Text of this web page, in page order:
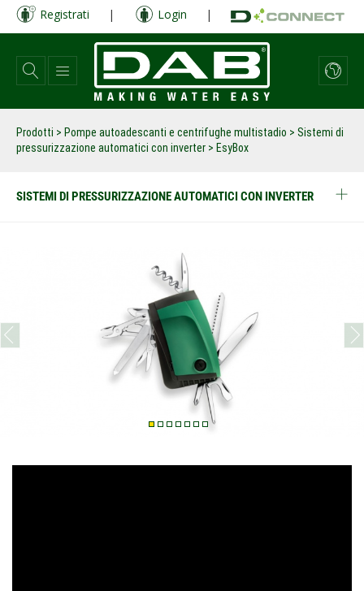
Salta
contenuto
principale
Registrati | Login |
Prodotti > Pompe autoadescanti e centrifughe multistadio > Sistemi di
pressurizzazione automatici con inverter > EsyBox
SISTEMI DI PRESSURIZZAZIONE AUTOMATICI CON INVERTER
prev next